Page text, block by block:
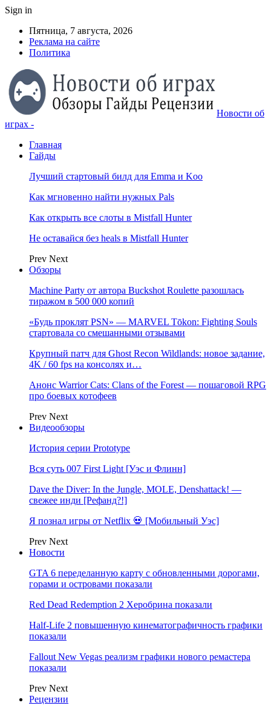
Sign in
Пятница, 7 августа, 2026
Реклама на сайте
Политика
Новости об
играх -
Главная
Гайды
Лучший стартовый билд для Emma и Koo
Как мгновенно найти нужных Pals
Как открыть все слоты в Mistfall Hunter
Не оставайся без heals в Mistfall Hunter
Prev Next
Обзоры
Machine Party от автора Buckshot Roulette разошлась
тиражом в 500 000 копий
«Будь проклят PSN» — MARVEL Tōkon: Fighting Souls
стартовала со смешанными отзывами
Крупный патч для Ghost Recon Wildlands: новое задание,
4K / 60 fps на консолях и…
Анонс Warrior Cats: Clans of the Forest — пошаговой RPG
про боевых котофеев
Prev Next
Видеообзоры
История серии Prototype
Вся суть 007 First Light [Уэс и Флинн]
Dave the Diver: In the Jungle, MOLE, Denshattack! —
свежее инди [Рефанд?!]
Я познал игры от Netflix 💀 [Мобильный Уэс]
Prev Next
Новости
GTA 6 переделанную карту с обновленными дорогами,
горами и островами показали
Red Dead Redemption 2 Херобрина показали
Half-Life 2 повышенную кинематографичность графики
показали
Fallout New Vegas реализм графики нового ремастера
показали
Prev Next
Рецензии